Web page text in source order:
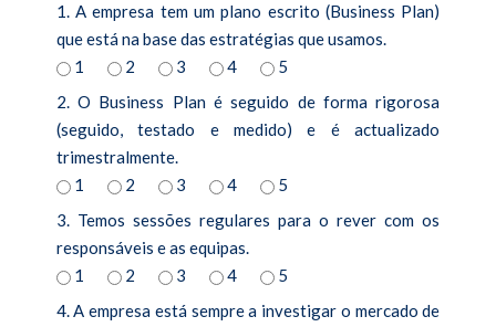
1. A empresa tem um plano escrito (Business Plan)
que está na base das estratégias que usamos.
1
2 3 4
5
2. O Business Plan é seguido de forma rigorosa
(seguido, testado e medido) e é actualizado
trimestralmente.
1
2 3 4
5
3. Temos sessões regulares para o rever com os
responsáveis e as equipas.
1
2 3 4
5
4. A empresa está sempre a investigar o mercado de